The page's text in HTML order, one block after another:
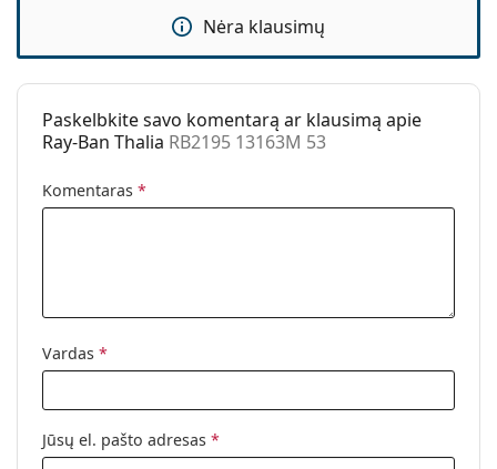
Akiniai nuo saulės
Naudojimas:
Madingi
Kodas:
RB2195 13163M 53
dioptrijomis:
Nėra klausimų
Paskelbkite savo komentarą ar klausimą apie
Ray-Ban Thalia RB2195 13163M 53
Komentaras *
Vardas *
Jūsų el. pašto adresas *